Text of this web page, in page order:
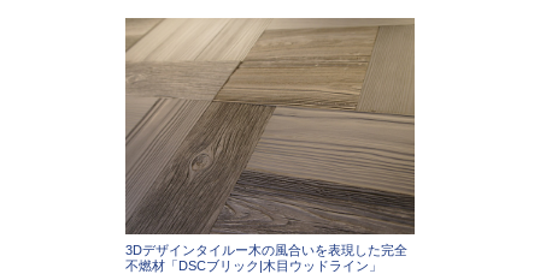
3Dデザインタイルー木の風合いを表現した完全
不燃材「DSCブリック|木目ウッドライン」